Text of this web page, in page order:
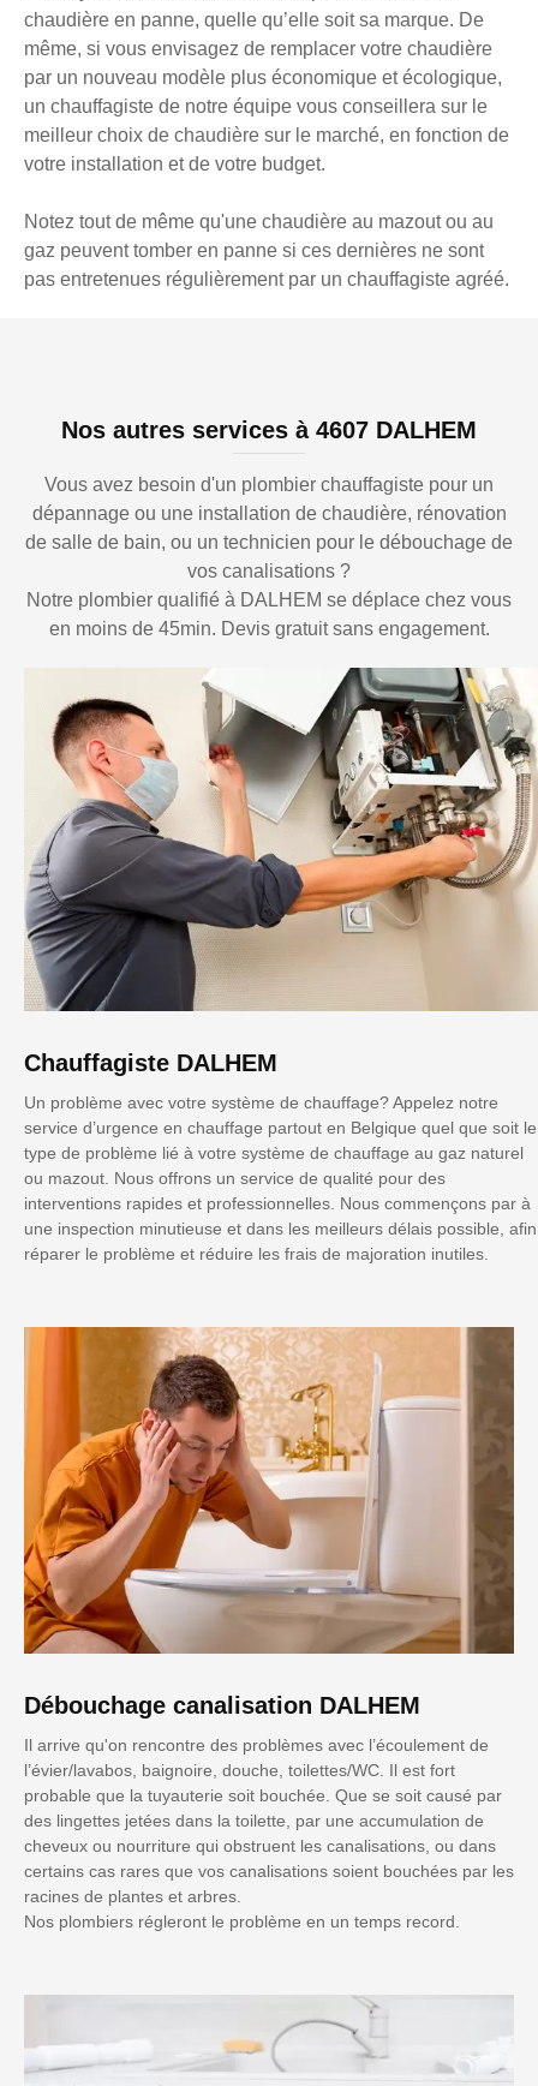
chaudière en panne, quelle qu’elle soit sa marque. De
même, si vous envisagez de remplacer votre chaudière
par un nouveau modèle plus économique et écologique,
un chauffagiste de notre équipe vous conseillera sur le
meilleur choix de chaudière sur le marché, en fonction de
votre installation et de votre budget.
Notez tout de même qu'une chaudière au mazout ou au
gaz peuvent tomber en panne si ces dernières ne sont
pas entretenues régulièrement par un chauffagiste agréé.
Nos autres services à 4607 DALHEM
Vous avez besoin d'un plombier chauffagiste pour un
dépannage ou une installation de chaudière, rénovation
de salle de bain, ou un technicien pour le débouchage de
vos canalisations ?
Notre plombier qualifié à DALHEM se déplace chez vous
en moins de 45min. Devis gratuit sans engagement.
Chauffagiste DALHEM
Un problème avec votre système de chauffage? Appelez notre
service d’urgence en chauffage partout en Belgique quel que soit le
type de problème lié à votre système de chauffage au gaz naturel
ou mazout. Nous offrons un service de qualité pour des
interventions rapides et professionnelles. Nous commençons par à
une inspection minutieuse et dans les meilleurs délais possible, afin
réparer le problème et réduire les frais de majoration inutiles.
Débouchage canalisation DALHEM
Il arrive qu'on rencontre des problèmes avec l’écoulement de
l’évier/lavabos, baignoire, douche, toilettes/WC. Il est fort
probable que la tuyauterie soit bouchée. Que se soit causé par
des lingettes jetées dans la toilette, par une accumulation de
cheveux ou nourriture qui obstruent les canalisations, ou dans
certains cas rares que vos canalisations soient bouchées par les
racines de plantes et arbres.
Nos plombiers régleront le problème en un temps record.